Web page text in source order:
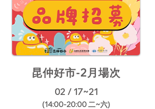
昆仲好市-2月場次
0​2 / 17~21
​(14:00-20:00 二~六)